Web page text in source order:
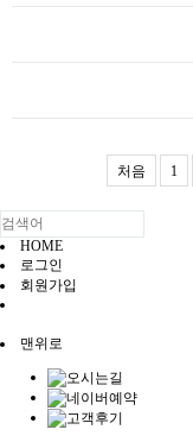
처음 1
HOME
로그인
회원가입
맨위로